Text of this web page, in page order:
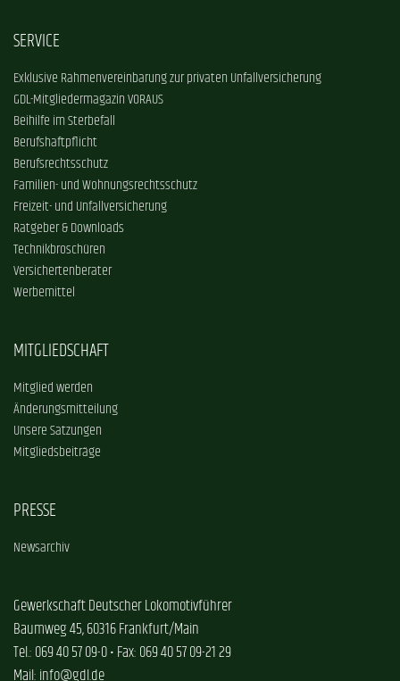
SERVICE
Exklusive Rahmenvereinbarung zur privaten Unfallversicherung
GDL-Mitgliedermagazin VORAUS
Beihilfe im Sterbefall
Berufshaftpflicht
Berufsrechtsschutz
Familien- und Wohnungsrechtsschutz
Freizeit- und Unfallversicherung
Ratgeber & Downloads
Technikbroschüren
Versichertenberater
Werbemittel
MITGLIEDSCHAFT
Mitglied werden
Änderungsmitteilung
Unsere Satzungen
Mitgliedsbeiträge
PRESSE
Newsarchiv
Gewerkschaft Deutscher Lokomotivführer
Baumweg 45, 60316 Frankfurt/Main
Tel.: 069 40 57 09-0 • Fax: 069 40 57 09-21 29
Mail: info@gdl.de